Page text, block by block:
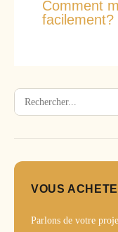
Comment
facilement?
Rechercher
VOUS
Parlons de votre